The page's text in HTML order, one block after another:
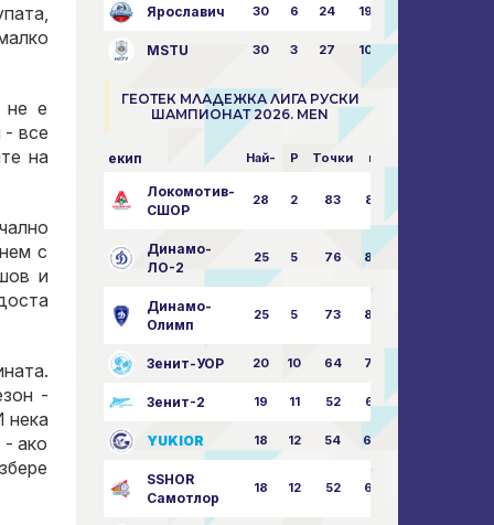
не е
- все
на
с
и
-
нека
- ако
Ярославич 30 6 24 19
MSTU 30 3 27 10 25:87
ГЕОТЕК МЛАДЕЖКА ЛИГА РУСКИ
ШАМПИОНАТ 2026. MEN
екип Най- P Точки пара
Локомотив-
СШОР
28 2 83 85:14
Динамо-
ЛО-2
25 5 76 82:30
Динамо-
Олимп
25 5 73 80:32
Зенит-УОР 20 10 64 74:43
Зенит-2 19 11 52 68:51
YUKIOR 18 12 54 64:46
SSHOR
Самотлор
18 12 52 64:50